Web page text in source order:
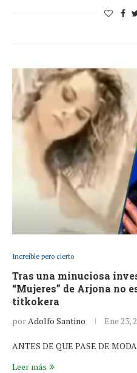
Increíble pero cierto
Tras una minuciosa
“Mujeres” de Arjona no
titkokera
porAdolfo Santino Ene 23,
ANTES DE QUE PASE DE
Leer más